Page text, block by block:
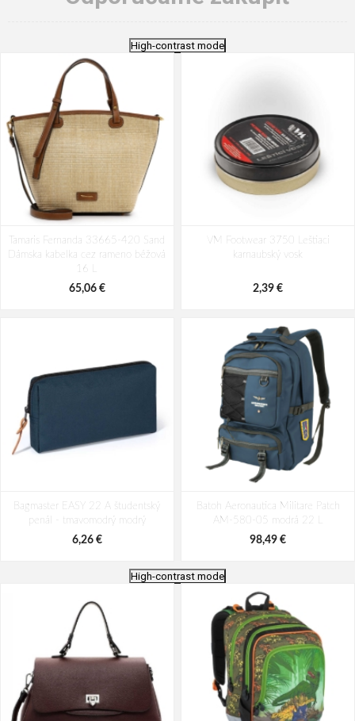
High-contrast mode
Tamaris Fernanda 33665-420 Sand
Dámska kabelka cez rameno béžová
16 L
65,06 €
VM Footwear 3750 Leštiaci
karnaubský vosk
2,39 €
Bagmaster EASY 22 A študentský
penál - tmavomodrý modrý
6,26 €
Batoh Aeronautica Militare Patch
AM-580-05 modrá 22 L
98,49 €
High-contrast mode